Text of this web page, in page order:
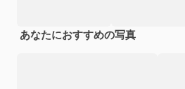
あなたにおすすめの写真